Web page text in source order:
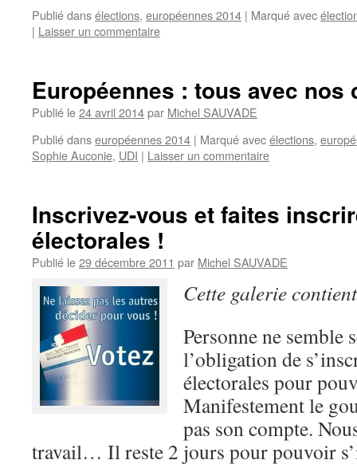
Publié dansélections, européennes 2014 | Marqué avec
| Laisser un commentaire
Européennes : tous avec nos
Publié le24 avril 2014par Michel SAUVADE
Publié danseuropéennes 2014 | Marqué avecélections,
Sophie Auconie, UDI | Laisser un commentaire
Inscrivez-vous et faites
électorales !
Publié le29 décembre 2011 par Michel SAUVADE
Cette galerie
Personne ne semble
l’obligation de
électorales pour
Manifestement le
pas son compte.
travail… Il reste 2 jours pour pouvoir